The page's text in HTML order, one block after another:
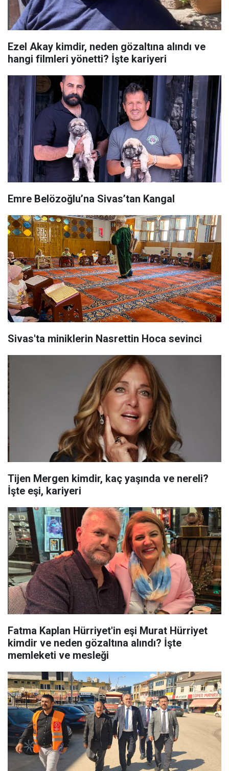
Ezel Akay kimdir, neden gözaltına alındı ve
hangi filmleri yönetti? İşte kariyeri
Emre Belözoğlu’na Sivas’tan Kangal
Sivas'ta miniklerin Nasrettin Hoca sevinci
Tijen Mergen kimdir, kaç yaşında ve nereli?
İşte eşi, kariyeri
Fatma Kaplan Hürriyet'in eşi Murat Hürriyet
kimdir ve neden gözaltına alındı? İşte
memleketi ve mesleği